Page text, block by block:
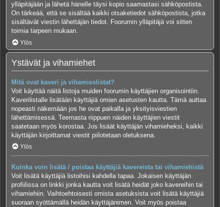
ylläpitäjään ja lähetä hänelle täysi kopio saamastasi sähköpostista.
On tärkeää, että se sisältää kaikki otsaketiedot sähköpostista, jotka
sisältävät viestin lähettäjän tiedot. Foorumin ylläpitäjä voi sitten
toimia tarpeen mukaan.
Ylös
Ystävät ja vihamiehet
Mitä ovat kaveri ja vihamieslistat?
Voit käyttää näitä listoja muiden foorumin käyttäjien organisointiin.
Kaverilistalle lisätään käyttäjiä omien asetusten kautta. Tämä auttaa
nopeasti näkemään jos he ovat paikalla ja yksityisviestien
lähettämisessä. Teemasta riippuen näiden käyttäjien viestit
saatetaan myös korostaa. Jos lisäät käyttäjän vihamieheksi, kaikki
käyttäjän kirjoittamat viestit piilotetaan oletuksena.
Ylös
Kuinka voin lisätä / poistaa käyttäjiä kavereista tai vihamiehistä
Voit lisätä käyttäjiä listoihisi kahdella tapaa. Jokaisen käyttäjän
profiilissa on linkki jonka kautta voit lisätä heidät joko kavereihin tai
vihamiehiin. Vaihtoehtoisesti omista asetuksista voit lisätä käyttäjiä
suoraan syöttämällä heidän käyttäjänimen. Voit myös poistaa